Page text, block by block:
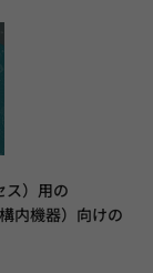
ス）用の
内機器）向けの